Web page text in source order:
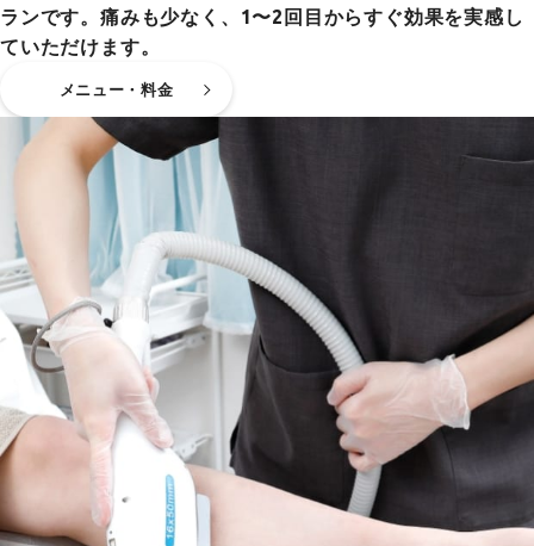
ランです。痛みも少なく、1〜2回目からすぐ効果を実感し
ていただけます。
メニュー・料金